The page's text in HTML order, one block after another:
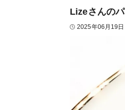
Lizeさんの
2025年06月19